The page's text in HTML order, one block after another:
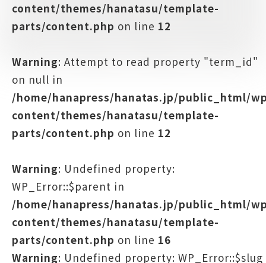
content/themes/hanatasu/template-
parts/content.php on line 12
Warning: Attempt to read property "term_id"
on null in
/home/hanapress/hanatas.jp/public_html/
content/themes/hanatasu/template-
parts/content.php on line 12
Warning: Undefined property:
WP_Error::$parent in
/home/hanapress/hanatas.jp/public_html/
content/themes/hanatasu/template-
parts/content.php on line 16
Warning: Undefined property: WP_Error::$slug